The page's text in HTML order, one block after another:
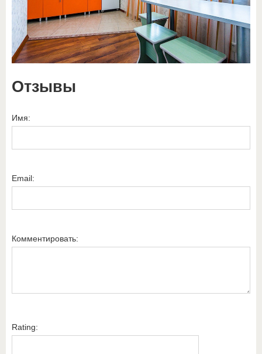
Отзывы
Имя:
Email:
Комментировать:
Rating: